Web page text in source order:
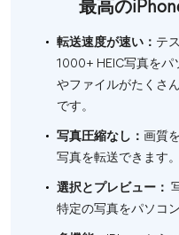
最高の
転送速度が速い： テ
1000+ HEIC写真をパ
やファイルがたくさ
です。
写真圧縮なし： 画質
写真を転送できます。
選択とプレビュー：
特定の写真をパソコ